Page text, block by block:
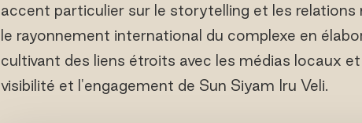
accent particulier sur le storytelling et les
le rayonnement international du complexe en
cultivant des liens étroits avec les médias locaux
visibilité et l'engagement de Sun Siyam Iru Veli.